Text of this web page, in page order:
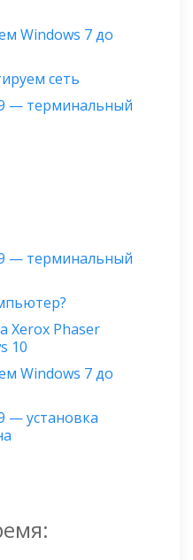
Windows 7 до
сеть
— терминальный
— терминальный
Xerox Phaser
10
Windows 7 до
— установка